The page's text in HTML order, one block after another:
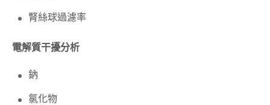
腎絲球過濾率
電解質干擾分析
鈉
氯化物